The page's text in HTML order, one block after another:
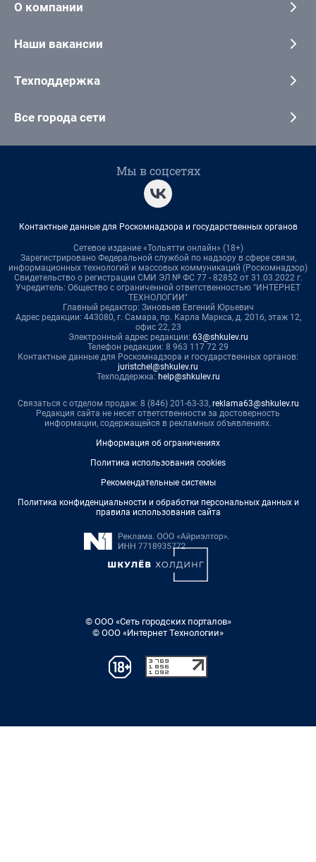
О компании
Наши вакансии
Техподдержка
Все города сети
Мы в соцсетях
Контактные данные для Роскомнадзора и государственных органов
Сетевое издание «Тольятти онлайн» (18+)
Зарегистрировано Федеральной службой по надзору в сфере связи,
информационных технологий и массовых коммуникаций (Роскомнадзор)
Свидетельство о регистрации СМИ ЭЛ № ФС 77 - 82852 от 31.03.2022 г.
Учредитель: Общество с ограниченной ответственностью "ИНТЕРНЕТ
ТЕХНОЛОГИИ"
Главный редактор: Зиновьев Евгений Юрьевич
Адрес редакции: 443080, г. Самара, пр. Карла Маркса, д. 201б, этаж 12,
офис 22, 23
Электронный адрес редакции: 63@shkulev.ru
Телефон редакции: 8 963 117 72 29
Контактные данные для Роскомнадзора и государственных органов:
juristchel@shkulev.ru
Техподдержка: help@shkulev.ru
Связаться с отделом продаж: 8 (846) 201-63-33, reklama63@shkulev.ru
Редакция сайта не несет ответственности за достоверность
информации, содержащейся в рекламных объявлениях.
Информация об ограничениях
Политика использования cookies
Рекомендательные системы
Политика конфиденциальности и обработки персональных данных и
правила использования сайта
© ООО «Сеть городских порталов»
© ООО «Интернет Технологии»